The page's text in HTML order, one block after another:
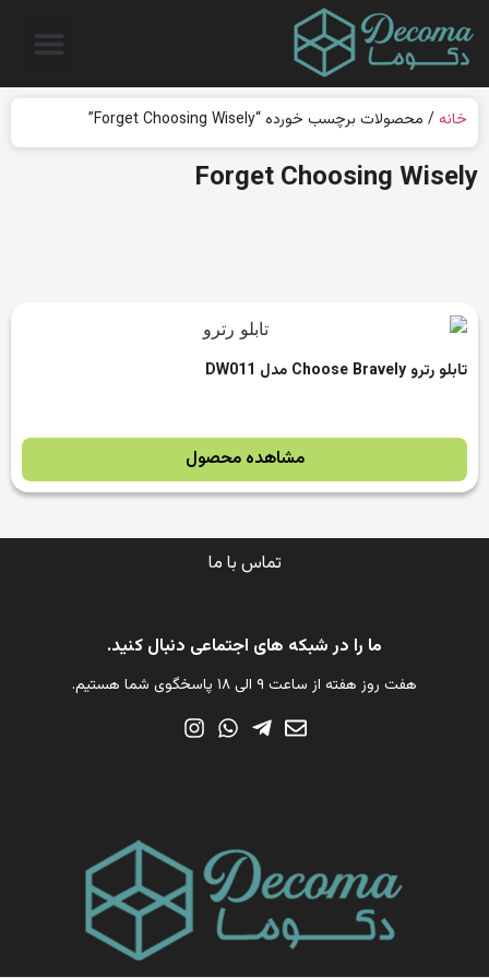
خانه / محصولات برچسب خورده “Forget Choosing Wisely”
Forget Choosing Wisely
تابلو رترو Choose Bravely مدل DW011
مشاهده محصول
تماس با ما
ما را در شبکه های اجتماعی دنبال کنید.
هفت روز هفته از ساعت ۹ الی ۱۸ پاسخگوی شما هستیم.